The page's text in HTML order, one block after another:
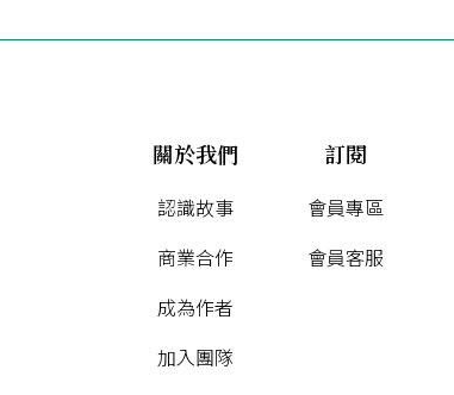
關於我們
認識故事
商業合作
成為作者
加入團隊
訂閱
會員專區
會員客服